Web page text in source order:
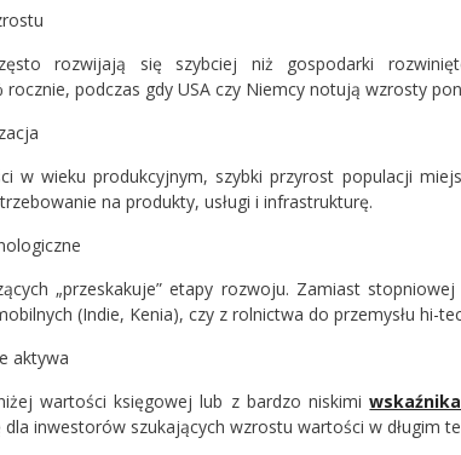
rozwijają się szybciej niż gospodarki
rocznie, podczas gdy USA czy Niemcy notują wzrosty
w wieku produkcyjnym, szybki przyrost populacji
na produkty, usługi i infrastrukturę.
„przeskakuje” etapy rozwoju. Zamiast
(Indie, Kenia), czy z rolnictwa do przemysłu hi-
aktywa
wartości księgowej lub z bardzo niskimi
inwestorów szukających wzrostu wartości w długim